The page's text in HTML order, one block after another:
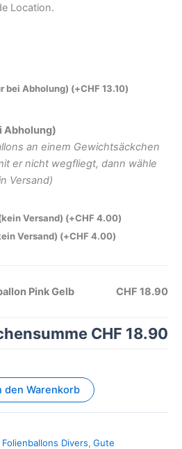
Location.
bei Abholung) (+CHF 13.10)
Abholung)
an einem Gewichtsäckchen
er nicht wegfliegt, dann wähle
Versand)
Versand) (+CHF 4.00)
Versand) (+CHF 4.00)
Pink Gelb CHF 18.90
CHF 18.90
den Warenkorb
Folienballons Divers, Gute